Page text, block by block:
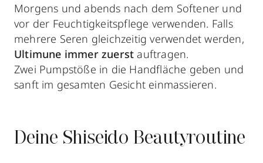
Morgens und abends nach dem Softener und
vor der Feuchtigkeitspflege verwenden. Falls
mehrere Seren gleichzeitig verwendet werden,
Ultimune immer zuerst auftragen.
Zwei Pumpstöße in die Handfläche geben und
sanft im gesamten Gesicht einmassieren.
Deine Shiseido Beautyroutine